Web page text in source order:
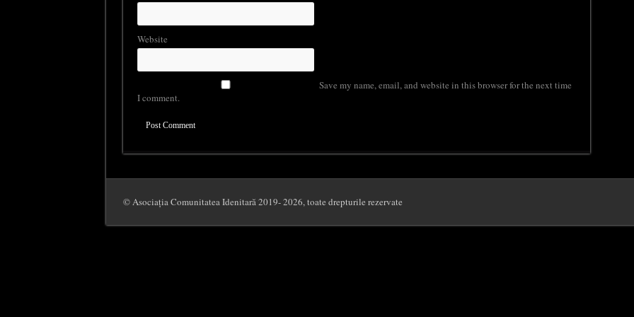
Website
Save my name, email, and website in this browser for the next time
I comment.
© Asociația Comunitatea Idenitară 2019- 2026, toate drepturile rezervate